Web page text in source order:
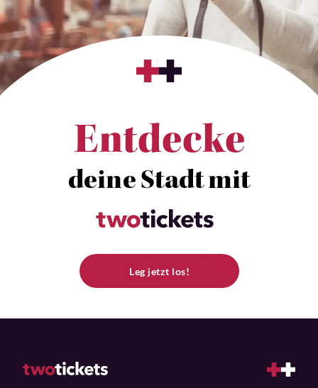
Entdecke
deine Stadt mit
Leg jetzt los!